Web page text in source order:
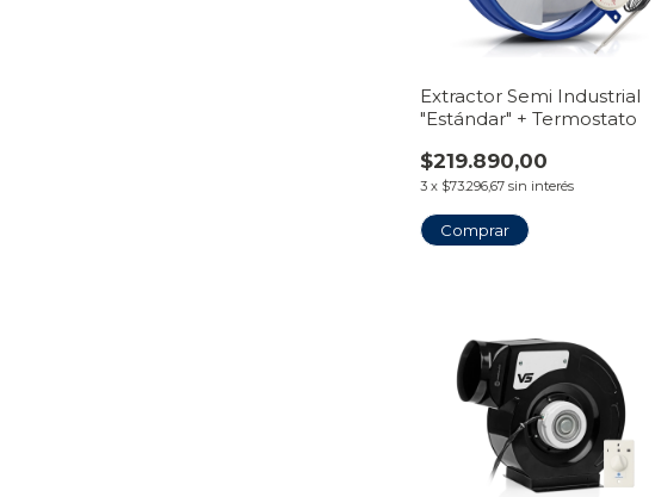
Extractor Semi Industrial
"Estándar" + Termostato
$219.890,00
3 x $73.296,67 sin interés
Comprar